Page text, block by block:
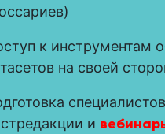
к инструментам
на своей
и